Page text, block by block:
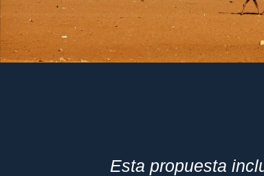
Esta propuesta